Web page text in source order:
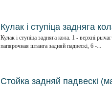
Кулак і ступіца задняга
Кулак і ступіца задняга кола. 1 - верхні
папярочная штанга задняй падвескі, 6 -...
Стойка задняй падвескі